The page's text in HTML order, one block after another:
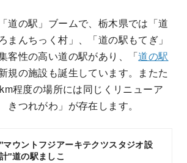
道の駅」ブームで、栃木県では「道
まんちっく村」、「道の駅もてぎ」
客性の高い道の駅があり、「道の駅
規の施設も誕生しています。またた
程度の場所には同じくリニューア
つれがわ」が存在します。
"マウントフジアーキテクツスタジオ設
計"道の駅ましこ